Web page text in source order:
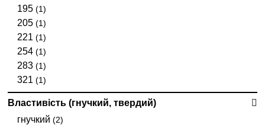
195(1)
205(1)
221(1)
254(1)
283(1)
321(1)
Властивість (гнучкий, твердий)
гнучкий(2)